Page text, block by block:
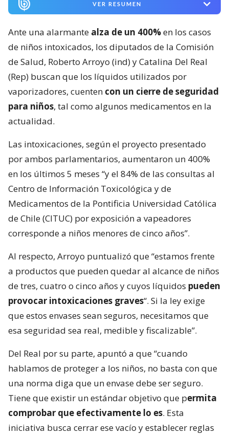
VER RESUMEN
Ante una alarmante alza de un 400%en los casos
de niños intoxicados, los diputados de la Comisión
de Salud, Roberto Arroyo (ind) y Catalina Del Real
(Rep) buscan que los líquidos utilizados por
vaporizadores, cuenten con un cierre de seguridad
para niños, tal como algunos medicamentos en la
actualidad.
Las intoxicaciones, según el proyecto presentado
por ambos parlamentarios, aumentaron un 400%
en los últimos 5 meses “y el 84% de las consultas al
Centro de Información Toxicológica y de
Medicamentos de la Pontificia Universidad Católica
de Chile (CITUC) por exposición a vapeadores
corresponde a niños menores de cinco años”.
Al respecto, Arroyo puntualizó que “estamos frente
a productos que pueden quedar al alcance de niños
de tres, cuatro o cinco años y cuyos líquidos pueden
provocar intoxicaciones graves“. Si la ley exige
que estos envases sean seguros, necesitamos que
esa seguridad sea real, medible y fiscalizable”.
Del Real por su parte, apuntó a que “cuando
hablamos de proteger a los niños, no basta con que
una norma diga que un envase debe ser seguro.
Tiene que existir un estándar objetivo que permita
comprobar que efectivamente lo es. Esta
iniciativa busca cerrar ese vacío y establecer reglas